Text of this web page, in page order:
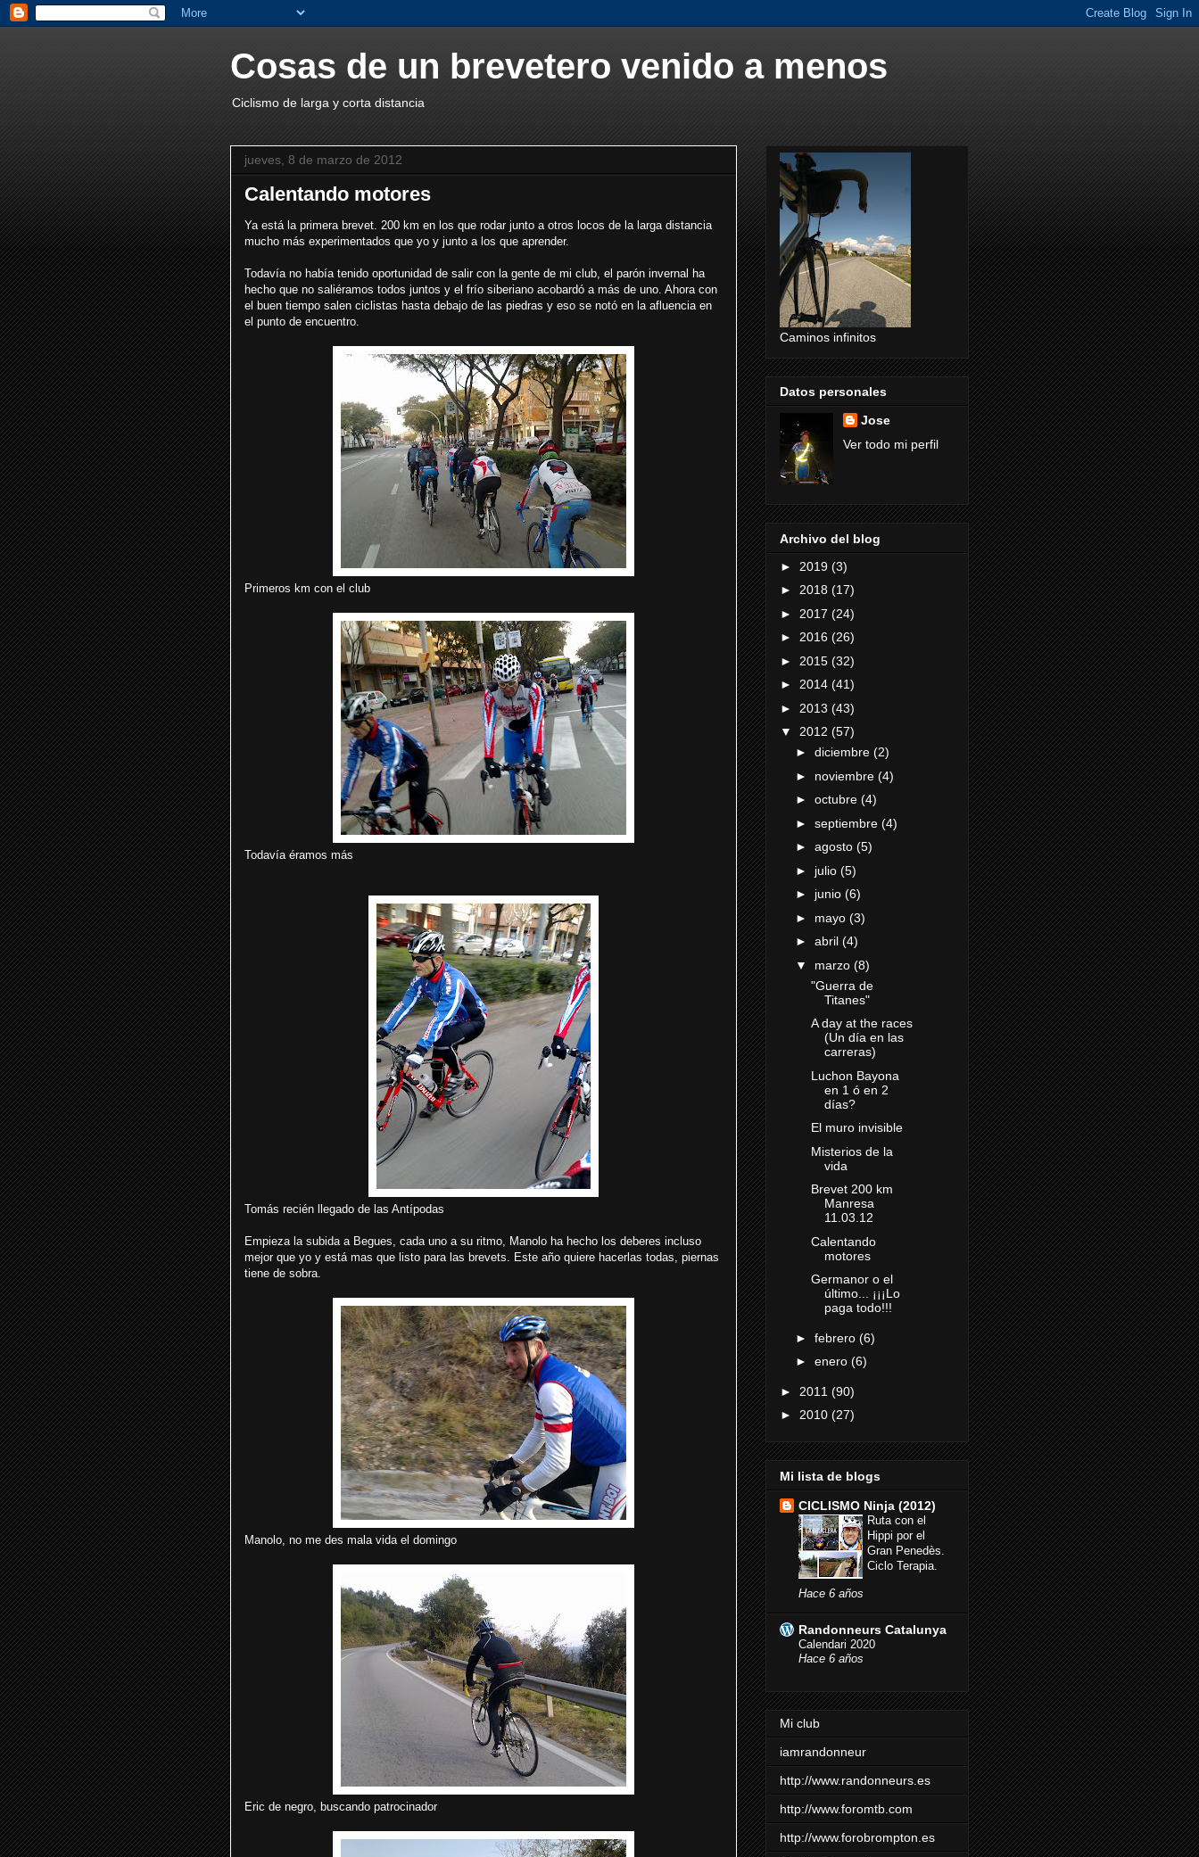
Cosas de un brevetero venido a menos
Ciclismo de larga y corta distancia
jueves, 8 de marzo de 2012
Calentando motores
Ya está la primera brevet. 200 km en los que rodar junto a otros locos de la larga distancia
mucho más experimentados que yo y junto a los que aprender.
Todavía no había tenido oportunidad de salir con la gente de mi club, el parón invernal ha
hecho que no saliéramos todos juntos y el frío siberiano acobardó a más de uno. Ahora con
el buen tiempo salen ciclistas hasta debajo de las piedras y eso se notó en la afluencia en
el punto de encuentro.
Primeros km con el club
Todavía éramos más
Tomás recién llegado de las Antípodas
Empieza la subida a Begues, cada uno a su ritmo, Manolo ha hecho los deberes incluso
mejor que yo y está mas que listo para las brevets. Este año quiere hacerlas todas, piernas
tiene de sobra.
Manolo, no me des mala vida el domingo
Eric de negro, buscando patrocinador
Caminos infinitos
Datos personales
Jose
Ver todo mi perfil
Archivo del blog
► 2019 (3)
► 2018 (17)
► 2017 (24)
► 2016 (26)
► 2015 (32)
► 2014 (41)
► 2013 (43)
▼ 2012 (57)
► diciembre (2)
► noviembre (4)
► octubre (4)
► septiembre (4)
► agosto (5)
► julio (5)
► junio (6)
► mayo (3)
► abril (4)
▼ marzo (8)
"Guerra de
Titanes"
A day at the races
(Un día en las
carreras)
Luchon Bayona
en 1 ó en 2
días?
El muro invisible
Misterios de la
vida
Brevet 200 km
Manresa
11.03.12
Calentando
motores
Germanor o el
último... ¡¡¡Lo
paga todo!!!
► febrero (6)
► enero (6)
► 2011 (90)
► 2010 (27)
Mi lista de blogs
CICLISMO Ninja (2012)
Ruta con el
Hippi por el
Gran Penedès.
Ciclo Terapia.
Hace 6 años
Randonneurs Catalunya
Calendari 2020
Hace 6 años
Mi club
iamrandonneur
http://www.randonneurs.es
http://www.foromtb.com
http://www.forobrompton.es